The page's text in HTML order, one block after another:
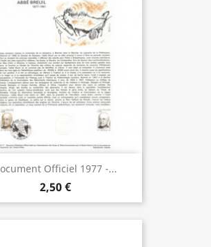
Officiel 1977 -...
2,50 €